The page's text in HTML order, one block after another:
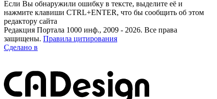
Если Вы обнаружили ошибку в тексте, выделите её и
нажмите клавиши CTRL+ENTER, что бы сообщить об этом
редактору сайта
Редакция Портала 1000 инф., 2009 - 2026. Все права
защищены. Правила цитирования
Сделано в